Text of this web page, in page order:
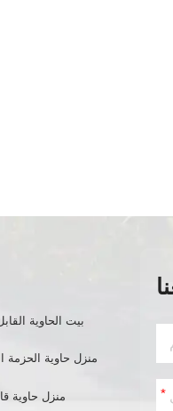
*
بيت الحاوية
منزل حاوية
منزل حاوية